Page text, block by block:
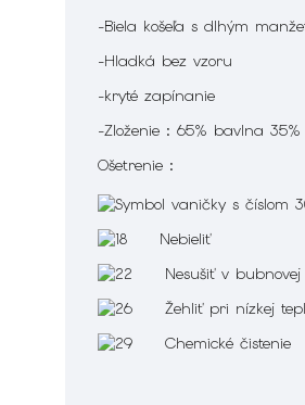
-Biela košeľa s dlhým
-Hladká bez vzoru
-kryté zapínanie
-Zloženie : 65% bavlna 35%
Ošetrenie :
Nebieliť
Nesušiť v bubnovej
Žehliť pri nízkej
Chemické čistenie